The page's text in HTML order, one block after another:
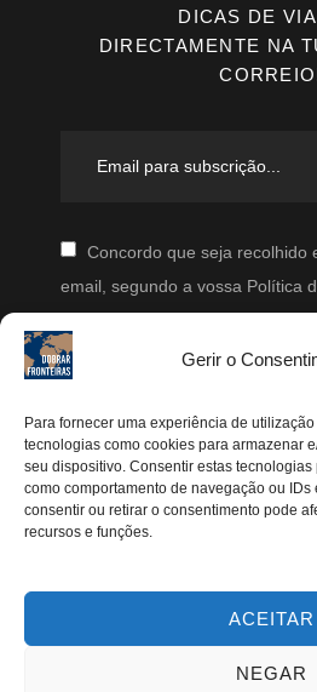
Gerir o
Para fornecer uma experiência de
tecnologias como cookies para armazenar
seu dispositivo. Consentir estas
como comportamento de navegação ou
consentir ou retirar o consentimento pode
recursos e funções.
ACEITAR
NEGAR
DICAS DE
DIRECTAMENTE NA
Concordo que seja recolhido
email, segundo a vossa Política
periodicamente.
Segue-
Youtube